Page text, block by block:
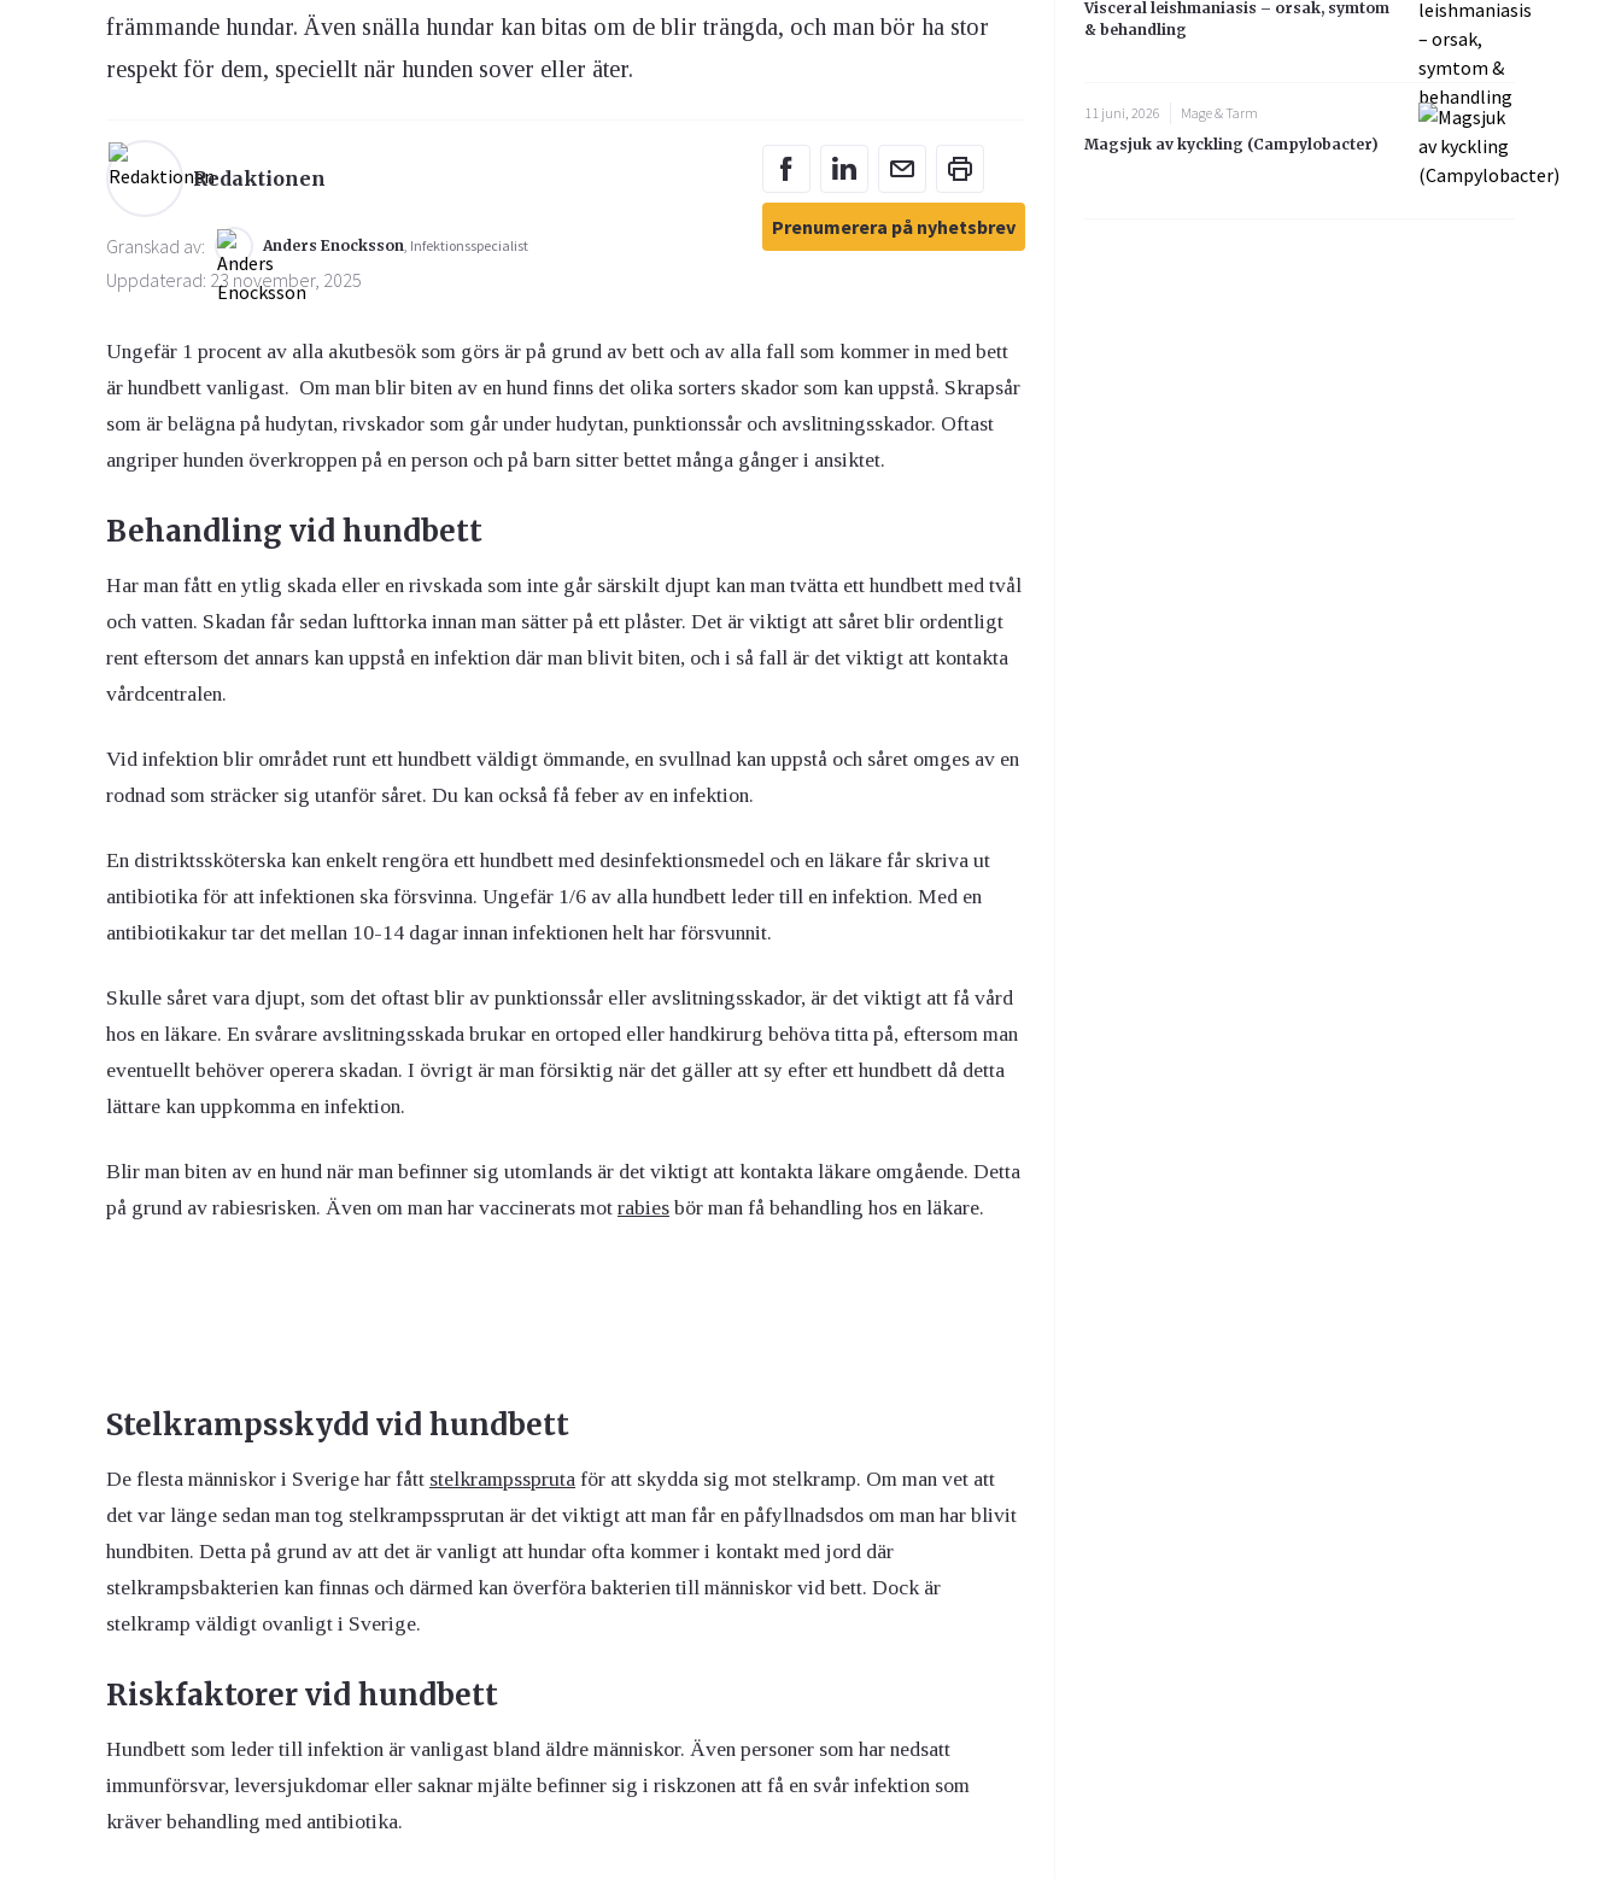
Ögon & Öron
främmande hundar. Även snälla hundar kan bitas om de blir trängda, och man bör ha stor
respekt för dem, speciellt när hunden sover eller äter.
Redaktionen
Granskad av: Anders Enocksson, Infektionsspecialist
Uppdaterad: 23 november, 2025
Prenumerera på nyhetsbrev
Ungefär 1 procent av alla akutbesök som görs är på grund av bett och av alla fall som kommer in med bett
är hundbett vanligast. Om man blir biten av en hund finns det olika sorters skador som kan uppstå. Skrapsår
som är belägna på hudytan, rivskador som går under hudytan, punktionssår och avslitningsskador. Oftast
angriper hunden överkroppen på en person och på barn sitter bettet många gånger i ansiktet.
Behandling vid hundbett
Har man fått en ytlig skada eller en rivskada som inte går särskilt djupt kan man tvätta ett hundbett med tvål
och vatten. Skadan får sedan lufttorka innan man sätter på ett plåster. Det är viktigt att såret blir ordentligt
rent eftersom det annars kan uppstå en infektion där man blivit biten, och i så fall är det viktigt att kontakta
vårdcentralen.
Vid infektion blir området runt ett hundbett väldigt ömmande, en svullnad kan uppstå och såret omges av en
rodnad som sträcker sig utanför såret. Du kan också få feber av en infektion.
En distriktssköterska kan enkelt rengöra ett hundbett med desinfektionsmedel och en läkare får skriva ut
antibiotika för att infektionen ska försvinna. Ungefär 1/6 av alla hundbett leder till en infektion. Med en
antibiotikakur tar det mellan 10-14 dagar innan infektionen helt har försvunnit.
Skulle såret vara djupt, som det oftast blir av punktionssår eller avslitningsskador, är det viktigt att få vård
hos en läkare. En svårare avslitningsskada brukar en ortoped eller handkirurg behöva titta på, eftersom man
eventuellt behöver operera skadan. I övrigt är man försiktig när det gäller att sy efter ett hundbett då detta
lättare kan uppkomma en infektion.
Blir man biten av en hund när man befinner sig utomlands är det viktigt att kontakta läkare omgående. Detta
på grund av rabiesrisken. Även om man har vaccinerats mot rabies bör man få behandling hos en läkare.
Stelkrampsskydd vid hundbett
De flesta människor i Sverige har fått stelkrampsspruta för att skydda sig mot stelkramp. Om man vet att
det var länge sedan man tog stelkrampssprutan är det viktigt att man får en påfyllnadsdos om man har blivit
hundbiten. Detta på grund av att det är vanligt att hundar ofta kommer i kontakt med jord där
stelkrampsbakterien kan finnas och därmed kan överföra bakterien till människor vid bett. Dock är
stelkramp väldigt ovanligt i Sverige.
Riskfaktorer vid hundbett
Hundbett som leder till infektion är vanligast bland äldre människor. Även personer som har nedsatt
immunförsvar, leversjukdomar eller saknar mjälte befinner sig i riskzonen att få en svår infektion som
kräver behandling med antibiotika.
Visceral leishmaniasis – orsak, symtom
& behandling
11 juni, 2026
Mage & Tarm
Magsjuk av kyckling (Campylobacter)